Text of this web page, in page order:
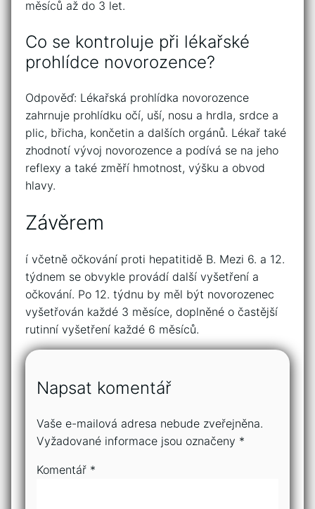
měsíců až do 3 let.
Co se kontroluje při lékařské
prohlídce novorozence?
Odpověď: Lékařská prohlídka novorozence
zahrnuje prohlídku očí, uší, nosu a hrdla, srdce a
plic, břicha, končetin a dalších orgánů. Lékař také
zhodnotí vývoj novorozence a podívá se na jeho
reflexy a také změří hmotnost, výšku a obvod
hlavy.
Závěrem
í včetně očkování proti hepatitidě B. Mezi 6. a 12.
týdnem se obvykle provádí další vyšetření a
očkování. Po 12. týdnu by měl být novorozenec
vyšetřován každé 3 měsíce, doplněné o častější
rutinní vyšetření každé 6 měsíců.
Napsat komentář
Vaše e-mailová adresa nebude zveřejněna.
Vyžadované informace jsou označeny *
Komentář *